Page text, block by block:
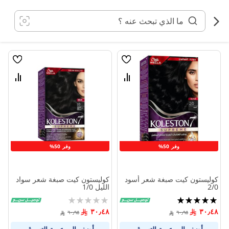
المحتوى
وفر 50%
قائمة
قارن
كوليستون كيت صبغة شعر أسود
2/0
تقييم:
100%
٣٠٫٤٨ ٦٠٫٩٥
وفر 50%
قائمة
قارن
كوليستون كيت صبغة شعر سواد
الليل 1/0
Rating:
0%
٣٠٫٤٨ ٦٠٫٩٥